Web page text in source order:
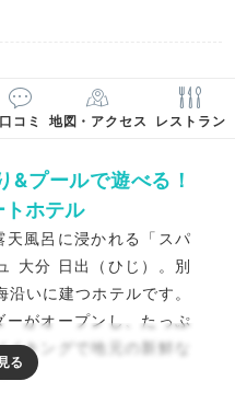
口コミ 地図・アクセス レストラン
&プールで遊べる！
トホテル
風呂に浸かれる「スパ
大分 日出（ひじ）。別
いに建つホテルです。
がオープンし、たっぷ
イキングで地元の新鮮な